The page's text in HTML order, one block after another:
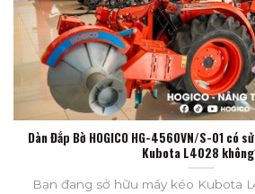
Dàn Đắp Bờ HOGICO HG-4560VN/S-01 có
Kubota L4028
Bạn đang sở hữu máy kéo Kubota